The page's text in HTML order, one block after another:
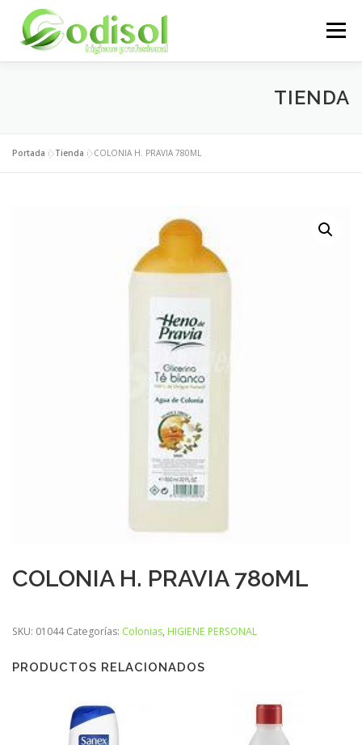
contenido
Menú
ÁREA CLIENTES CONTACTO
TIENDA
Portada »Tienda »COLONIA H. PRAVIA 780ML
COLONIA H. PRAVIA 780ML
SKU: 01044 Categorías: Colonias, HIGIENE PERSONAL
PRODUCTOS RELACIONADOS